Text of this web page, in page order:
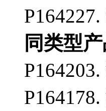
P164227.
同类型产